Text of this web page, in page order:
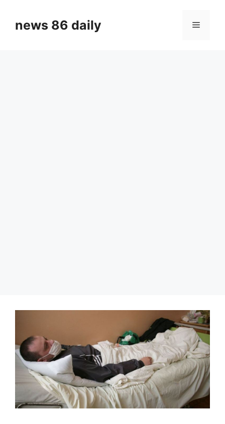
contentnews 86 daily Menu